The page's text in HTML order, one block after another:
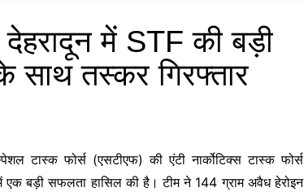
में STF की बड़ी
साथ तस्कर गिरफ्तार
टास्क फोर्स (एसटीएफ) की एंटी नार्कोटिक्स टास्क फोर्स
बड़ी सफलता हासिल की है। टीम ने 144 ग्राम अवैध हेरोइन